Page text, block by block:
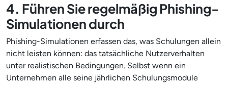
4. Führen Sie regelmäßig Phishing-
Simulationen durch
Phishing-Simulationen erfassen das, was Schulungen allein
nicht leisten können: das tatsächliche Nutzerverhalten
unter realistischen Bedingungen. Selbst wenn ein
Unternehmen alle seine jährlichen Schulungsmodule